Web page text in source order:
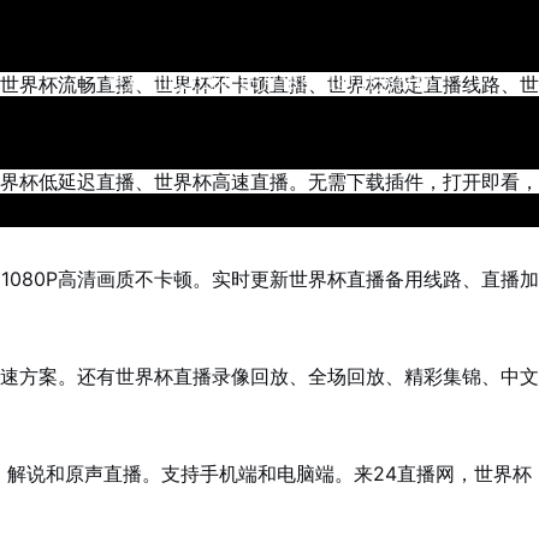
世界杯流畅直播、世界杯不卡顿直播、世界杯稳定直播线路、世
界杯低延迟直播、世界杯高速直播。无需下载插件，打开即看，
1080P高清画质不卡顿。实时更新世界杯直播备用线路、直播加
速方案。还有世界杯直播录像回放、全场回放、精彩集锦、中文
解说和原声直播。支持手机端和电脑端。来24直播网，世界杯
更新时间2026年05月18日11时41分11秒